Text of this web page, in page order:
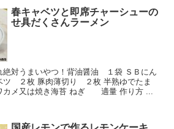
春キャベツと即席チャーシューの
せ具だくさんラーメン
絶対うまいやつ！背油醤油 １袋 ＳＢにん
ツ ２枚 豚肉薄切り ２枚 半熟ゆでたま
カメ又は焼き海苔 ねぎ 適量 作り方 ...